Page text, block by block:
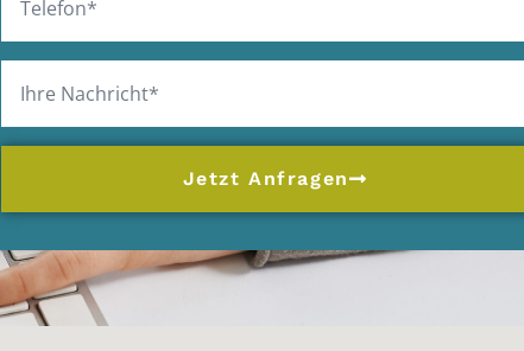
Jetzt Anfragen